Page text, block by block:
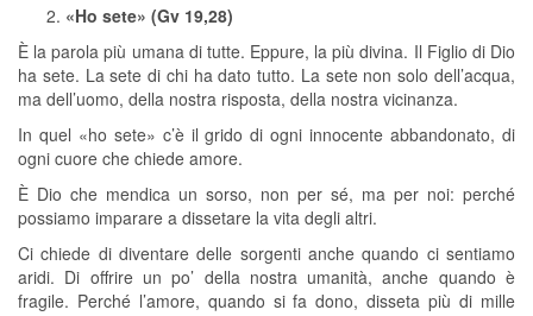
«Ho sete» (Gv 19,28)
È la parola più umana di tutte. Eppure, la più divina. Il Figlio di Dio
ha sete. La sete di chi ha dato tutto. La sete non solo dell’acqua,
ma dell’uomo, della nostra risposta, della nostra vicinanza.
In quel «ho sete» c’è il grido di ogni innocente abbandonato, di
ogni cuore che chiede amore.
È Dio che mendica un sorso, non per sé, ma per noi: perché
possiamo imparare a dissetare la vita degli altri.
Ci chiede di diventare delle sorgenti anche quando ci sentiamo
aridi. Di offrire un po’ della nostra umanità, anche quando è
fragile. Perché l’amore, quando si fa dono, disseta più di mille